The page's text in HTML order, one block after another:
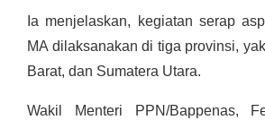
Ia menjelaskan, kegiatan serap
MA dilaksanakan di tiga provinsi,
Barat, dan Sumatera Utara.
Wakil Menteri PPN/Bappenas,